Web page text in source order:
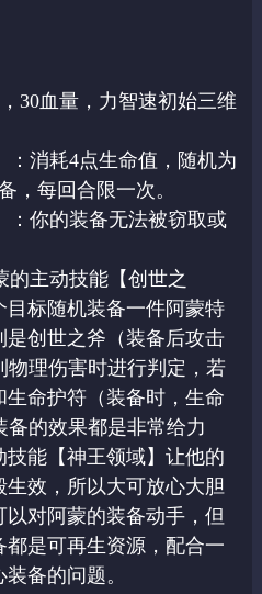
30血量，力智速初始三维
消耗4点生命值，随机为
，每回合限一次。
你的装备无法被窃取或
主动技能【创世之
标随机装备一件阿蒙特
创世之斧（装备后攻击
物理伤害时进行判定，若
命护符（装备时，生命
备的效果都是非常给力
能【神王领域】让他的
效，所以大可放心大胆
对阿蒙的装备动手，但
是可再生资源，配合一
备的问题。